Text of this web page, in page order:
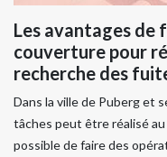
Les avantages de
couverture pour
recherche des
Dans la ville de Puberg et
tâches peut être réalisé
possible de faire des